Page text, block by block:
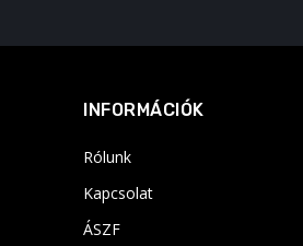
INFORMÁCIÓK
Rólunk
Kapcsolat
ÁSZF